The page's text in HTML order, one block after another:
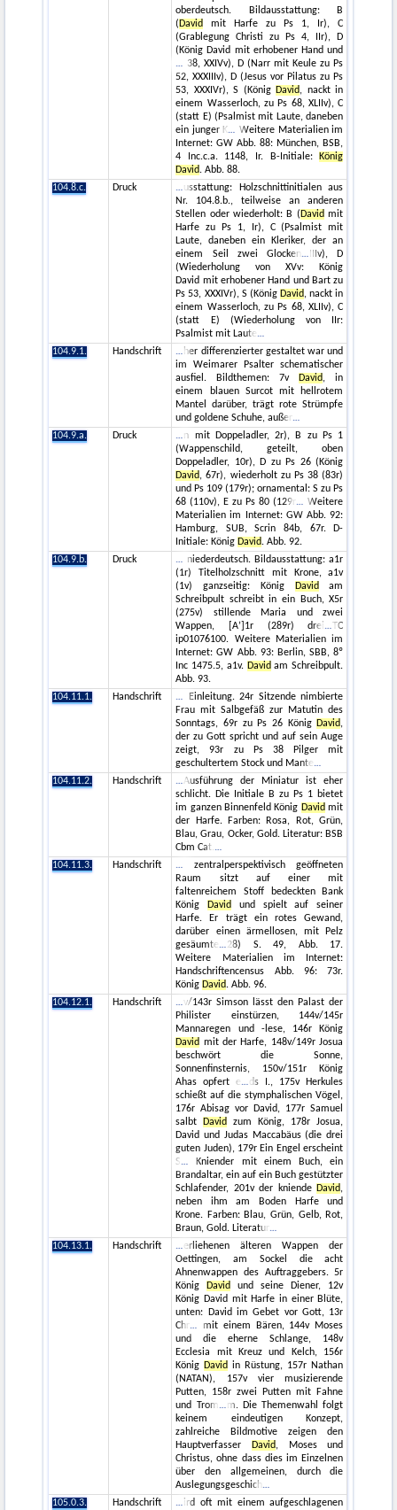
oberdeutsch. Bildausstattung: B
( David
mit Harfe zu Ps 1, Ir), C
(Grablegung Christi zu Ps 4, IIr), D
(König David mit erhobener Hand und
38, XXIVv), D (Narr mit Keule zu Ps
52, XXXIIIv), D (Jesus vor Pilatus zu Ps
53, XXXIVr), S (König David, nackt in
einem Wasserloch, zu Ps 68, XLIIv), C
(statt E) (Psalmist mit Laute, daneben
ein junger K
Weitere Materialien im
Internet: GW Abb. 88: München, BSB,
4 Inc.c.a. 1148, Ir. B-Initiale: König
David. Abb. 88.
104.8.c.
Druck
usstattung: Holzschnittinitialen aus
Nr. 104.8.b., teilweise an anderen
Stellen oder wiederholt: B ( David mit
Harfe zu Ps 1, Ir), C (Psalmist mit
Laute, daneben ein Kleriker, der an
einem Seil zwei Glocken
IIIv), D
(Wiederholung von XVv: König
David mit erhobener Hand und Bart zu
Ps 53, XXXIVr), S (König David, nackt in
einem Wasserloch, zu Ps 68, XLIIv), C
(statt E) (Wiederholung von IIr:
Psalmist mit Laute
104.9.1.
Handschrift
her differenzierter gestaltet war und
im Weimarer Psalter schematischer
ausfiel. Bildthemen: 7v
David, in
einem blauen Surcot mit hellrotem
Mantel darüber, trägt rote Strümpfe
und goldene Schuhe, außer
104.9.a.
Druck
n mit Doppeladler, 2r), B zu Ps 1
(Wappenschild, geteilt, oben
Doppeladler, 10r), D zu Ps 26 (König
David, 67r), wiederholt zu Ps 38 (83r)
und Ps 109 (179r); ornamental: S zu Ps
68 (110v), E zu Ps 80 (129r
Weitere
Materialien im Internet: GW Abb. 92:
Hamburg, SUB, Scrin 84b, 67r. D-
Initiale: König David. Abb. 92.
104.9.b.
Druck
niederdeutsch. Bildausstattung: a1r
(1r) Titelholzschnitt mit Krone, a1v
(1v) ganzseitig: König
David am
Schreibpult schreibt in ein Buch, X5r
(275v) stillende Maria und zwei
Wappen, [A’]1r (289r) drei
TC
ip01076100. Weitere Materialien im
Internet: GW Abb. 93: Berlin, SBB, 8º
Inc 1475.5, a1v. David am Schreibpult.
Abb. 93.
104.11.1.
Handschrift
Einleitung. 24r Sitzende nimbierte
Frau mit Salbgefäß zur Matutin des
Sonntags, 69r zu Ps 26 König David,
der zu Gott spricht und auf sein Auge
zeigt, 93r zu Ps 38 Pilger mit
geschultertem Stock und Mante
104.11.2.
Handschrift
Ausführung der Miniatur ist eher
schlicht. Die Initiale B zu Ps 1 bietet
im ganzen Binnenfeld König David mit
der Harfe. Farben: Rosa, Rot, Grün,
Blau, Grau, Ocker, Gold. Literatur: BSB
Cbm Cat.
104.11.3.
Handschrift
zentralperspektivisch geöffneten
Raum sitzt auf einer mit
faltenreichem Stoff bedeckten Bank
König
David und spielt auf seiner
Harfe. Er trägt ein rotes Gewand,
darüber einen ärmellosen, mit Pelz
gesäumte
28) S. 49, Abb. 17.
Weitere Materialien im Internet:
Handschriftencensus Abb. 96: 73r.
König David. Abb. 96.
104.12.1.
Handschrift
v/143r Simson lässt den Palast der
Philister einstürzen, 144v/145r
Mannaregen und -lese, 146r König
David mit der Harfe, 148v/149r Josua
beschwört die Sonne,
Sonnenfinsternis, 150v/151r König
Ahas opfert e
ds I., 175v Herkules
schießt auf die stymphalischen Vögel,
176r Abisag vor David, 177r Samuel
salbt
David
zum König, 178r Josua,
David und Judas Maccabäus (die drei
guten Juden), 179r Ein Engel erscheint
S
Kniender mit einem Buch, ein
Brandaltar, ein auf ein Buch gestützter
Schlafender, 201v der kniende David,
neben ihm am Boden Harfe und
Krone. Farben: Blau, Grün, Gelb, Rot,
Braun, Gold. Literatur
104.13.1.
Handschrift
erliehenen älteren Wappen der
Oettingen, am Sockel die acht
Ahnenwappen des Auftraggebers. 5r
König
David
und seine Diener, 12v
König David mit Harfe in einer Blüte,
unten: David im Gebet vor Gott, 13r
Chr
mit einem Bären, 144v Moses
und die eherne Schlange, 148v
Ecclesia mit Kreuz und Kelch, 156r
König David in Rüstung, 157r Nathan
(NATAN), 157v vier musizierende
Putten, 158r zwei Putten mit Fahne
und Trom
m. Die Themenwahl folgt
keinem eindeutigen Konzept,
zahlreiche Bildmotive zeigen den
Hauptverfasser
David, Moses und
Christus, ohne dass dies im Einzelnen
über den allgemeinen, durch die
Auslegungsgeschich
105.0.3.
Handschrift
ird oft mit einem aufgeschlagenen